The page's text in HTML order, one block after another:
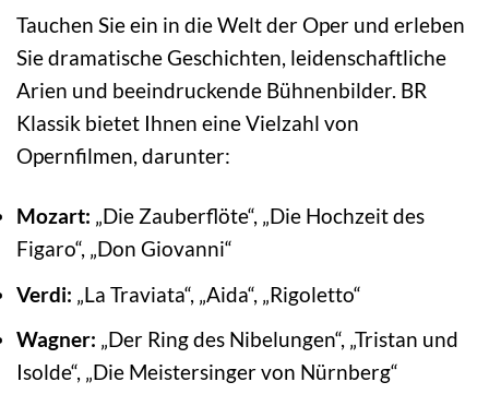
Tauchen Sie ein in die Welt der Oper und erleben
Sie dramatische Geschichten, leidenschaftliche
Arien und beeindruckende Bühnenbilder. BR
Klassik bietet Ihnen eine Vielzahl von
Opernfilmen, darunter:
Mozart: „Die Zauberflöte“, „Die Hochzeit des
Figaro“, „Don Giovanni“
Verdi: „La Traviata“, „Aida“, „Rigoletto“
Wagner: „Der Ring des Nibelungen“, „Tristan und
Isolde“, „Die Meistersinger von Nürnberg“